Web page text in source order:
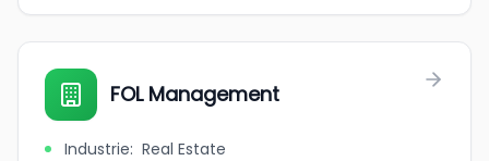
FOL Management
Industrie: Real Estate